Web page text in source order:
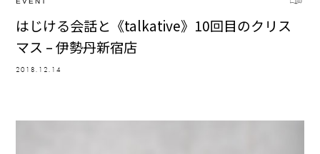
はじける会話と《talkative》10回目のクリス
マス – 伊勢丹新宿店
2018.12.14